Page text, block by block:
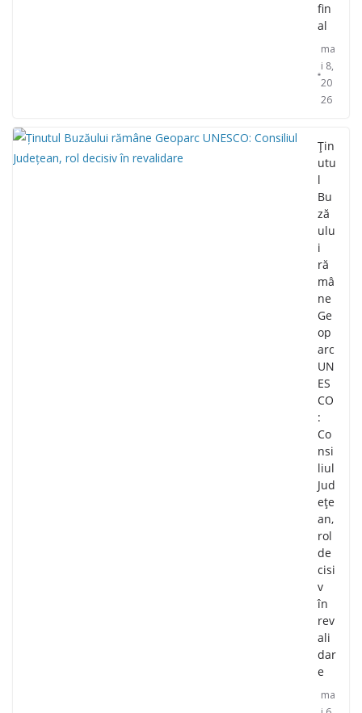
fin
al
ma
i 8,
20
26
Țin
utu
l
Bu
ză
ulu
i
ră
mâ
ne
Ge
op
arc
UN
ES
CO
:
Co
nsi
liul
Jud
ețe
an,
rol
de
cisi
v
în
rev
ali
dar
e
ma